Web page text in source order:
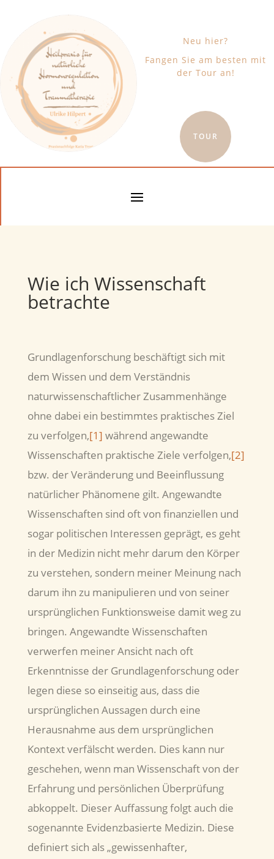
Neu hier?
Fangen Sie am besten mit
der Tour an!
TOUR
Wie ich Wissenschaft
betrachte
Grundlagenforschung beschäftigt sich mit
dem Wissen und dem Verständnis
naturwissenschaftlicher Zusammenhänge
ohne dabei ein bestimmtes praktisches Ziel
zu verfolgen,[1] während angewandte
Wissenschaften praktische Ziele verfolgen,[2]
bzw. der Veränderung und Beeinflussung
natürlicher Phänomene gilt. Angewandte
Wissenschaften sind oft von finanziellen und
sogar politischen Interessen geprägt, es geht
in der Medizin nicht mehr darum den Körper
zu verstehen, sondern meiner Meinung nach
darum ihn zu manipulieren und von seiner
ursprünglichen Funktionsweise damit weg zu
bringen. Angewandte Wissenschaften
verwerfen meiner Ansicht nach oft
Erkenntnisse der Grundlagenforschung oder
legen diese so einseitig aus, dass die
ursprünglichen Aussagen durch eine
Herausnahme aus dem ursprünglichen
Kontext verfälscht werden. Dies kann nur
geschehen, wenn man Wissenschaft von der
Erfahrung und persönlichen Überprüfung
abkoppelt. Dieser Auffassung folgt auch die
sogenannte Evidenzbasierte Medizin. Diese
definiert sich als „gewissenhafter,